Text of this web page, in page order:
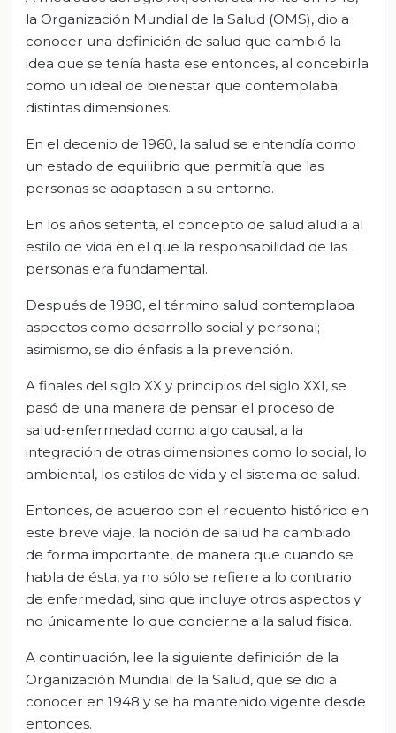
la Organización Mundial de la Salud (OMS), dio a
conocer una definición de salud que cambió la
idea que se tenía hasta ese entonces, al concebirla
como un ideal de bienestar que contemplaba
distintas dimensiones.
En el decenio de 1960, la salud se entendía como
un estado de equilibrio que permitía que las
personas se adaptasen a su entorno.
En los años setenta, el concepto de salud aludía al
estilo de vida en el que la responsabilidad de las
personas era fundamental.
Después de 1980, el término salud contemplaba
aspectos como desarrollo social y personal;
asimismo, se dio énfasis a la prevención.
A finales del siglo XX y principios del siglo XXI, se
pasó de una manera de pensar el proceso de
salud-enfermedad como algo causal, a la
integración de otras dimensiones como lo social, lo
ambiental, los estilos de vida y el sistema de salud.
Entonces, de acuerdo con el recuento histórico en
este breve viaje, la noción de salud ha cambiado
de forma importante, de manera que cuando se
habla de ésta, ya no sólo se refiere a lo contrario
de enfermedad, sino que incluye otros aspectos y
no únicamente lo que concierne a la salud física.
A continuación, lee la siguiente definición de la
Organización Mundial de la Salud, que se dio a
conocer en 1948 y se ha mantenido vigente desde
entonces.